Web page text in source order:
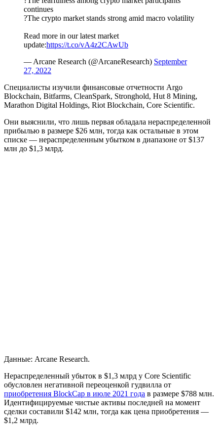
continues
?The crypto market stands strong amid macro volatility
Read more in our latest market
update:https://t.co/vA4z2CAwUb
— Arcane Research (@ArcaneResearch) September
27, 2022
Специалисты изучили финансовые отчетности Argo
Blockchain, Bitfarms, CleanSpark, Stronghold, Hut 8 Mining,
Marathon Digital Holdings, Riot Blockchain, Core Scientific.
Они выяснили, что лишь первая обладала нераспределенной
прибылью в размере $26 млн, тогда как остальные в этом
списке — нераспределенным убытком в диапазоне от $137
млн до $1,3 млрд.
Данные: Arcane Research.
Нераспределенный убыток в $1,3 млрд у Core Scientific
обусловлен негативной переоценкой гудвилла от
приобретения BlockCap в июле 2021 года в размере $788 млн.
Идентифицируемые чистые активы последней на момент
сделки составили $142 млн, тогда как цена приобретения —
$1,2 млрд.